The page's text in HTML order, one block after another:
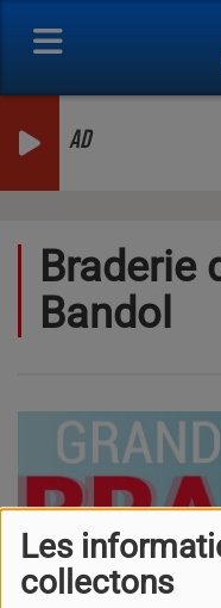
Les
collectons
AD
Braderie
Bandol